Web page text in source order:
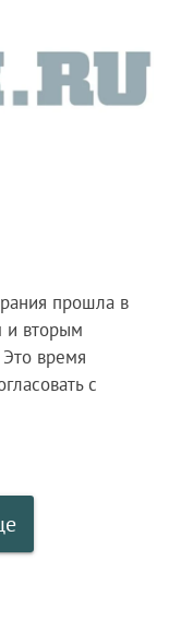
прошла в
вторым
время
с